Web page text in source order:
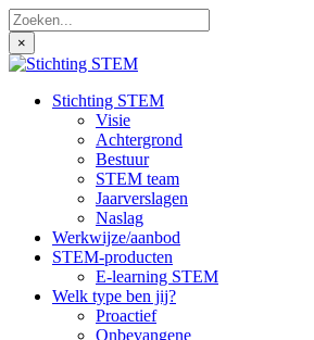
×
Stichting STEM
Visie
Achtergrond
Bestuur
STEM team
Jaarverslagen
Naslag
Werkwijze/aanbod
STEM-producten
E-learning STEM
Welk type ben jij?
Proactief
Onbevangene